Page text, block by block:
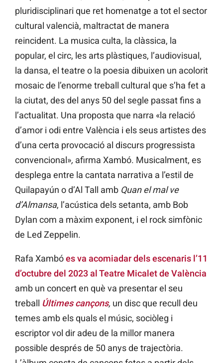
pluridisciplinari que ret homenatge a tot el sector
cultural valencià, maltractat de manera
reincident. La musica culta, la clàssica, la
popular, el circ, les arts plàstiques, l’audiovisual,
la dansa, el teatre o la poesia dibuixen un acolorit
mosaic de l’enorme treball cultural que s’ha fet a
la ciutat, des del anys 50 del segle passat fins a
l’actualitat. Una proposta que narra «la relació
d’amor i odi entre València i els seus artistes des
d’una certa provocació al discurs progressista
convencional», afirma Xambó. Musicalment, es
desplega entre la cantata narrativa a l’estil de
Quilapayún o d’Al Tall amb Quan el mal ve
d’Almansa, l’acústica dels setanta, amb Bob
Dylan com a màxim exponent, i el rock simfònic
de Led Zeppelin.
Rafa Xambóes va acomiadar dels escenaris l’11
d’octubre del 2023 al Teatre Micalet de València
amb un concert en què va presentar el seu
treball Últimes cançons, un disc que recull deu
temes amb els quals el músic, sociòleg i
escriptor vol dir adeu de la millor manera
possible després de 50 anys de trajectòria.